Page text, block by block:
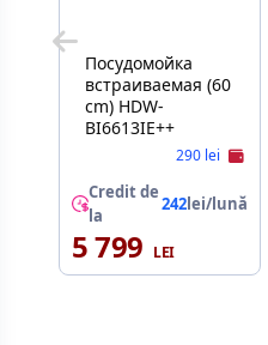
Посудомойка
встраиваемая (60
cm) HDW-
BI6613IE++
290 lei
Credit de
la
242lei/lună
5 799